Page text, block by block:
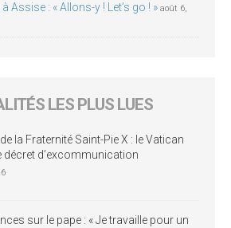
Assise : « Allons-y ! Let’s go ! » août 6,
LES PLUS LUES
la Fraternité Saint-Pie X : le Vatican
décret d’excommunication
sur le pape : « Je travaille pour un